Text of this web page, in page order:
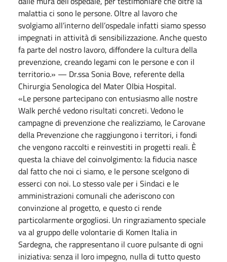
malattia ci sono le persone. Oltre al lavoro che
svolgiamo all’interno dell’ospedale infatti siamo spesso
impegnati in attività di sensibilizzazione. Anche questo
fa parte del nostro lavoro, diffondere la cultura della
prevenzione, creando legami con le persone e con il
territorio.» — Dr.ssa Sonia Bove, referente della
Chirurgia Senologica del Mater Olbia Hospital.
«Le persone partecipano con entusiasmo alle nostre
Walk perché vedono risultati concreti. Vedono le
campagne di prevenzione che realizziamo, le Carovane
della Prevenzione che raggiungono i territori, i fondi
che vengono raccolti e reinvestiti in progetti reali. È
questa la chiave del coinvolgimento: la fiducia nasce
dal fatto che noi ci siamo, e le persone scelgono di
esserci con noi. Lo stesso vale per i Sindaci e le
amministrazioni comunali che aderiscono con
convinzione al progetto, e questo ci rende
particolarmente orgogliosi. Un ringraziamento speciale
va al gruppo delle volontarie di Komen Italia in
Sardegna, che rappresentano il cuore pulsante di ogni
iniziativa: senza il loro impegno, nulla di tutto questo